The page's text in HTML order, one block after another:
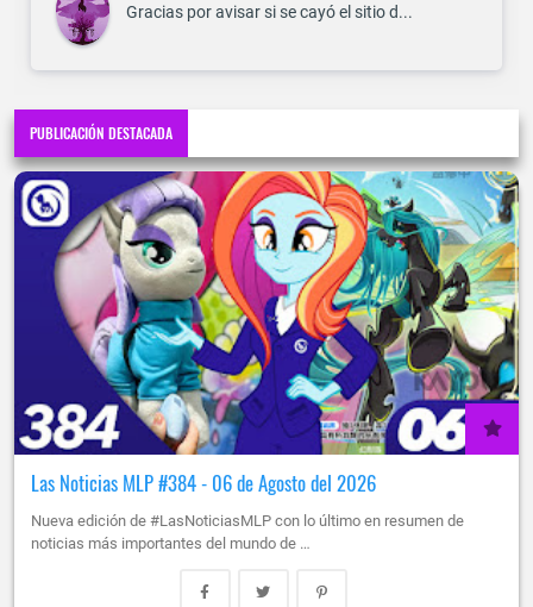
Gracias por avisar si se cayó el sitio d...
PUBLICACIÓN DESTACADA
Las Noticias MLP #384 - 06 de Agosto del 2026
Nueva edición de #LasNoticiasMLP con lo último en resumen de
noticias más importantes del mundo de …